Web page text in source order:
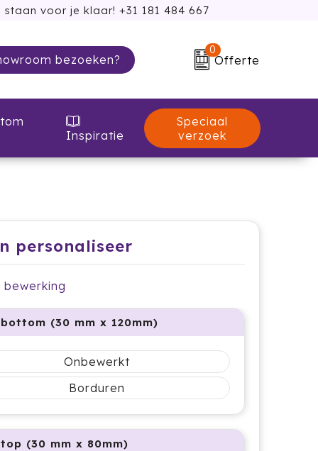
staan voor je klaar! +31 181 484 667
bezoeken?
0
Offerte
Inspiratie
Speciaal
verzoek
personaliseer
bewerking
(30 mm x 120mm)
Onbewerkt
Borduren
(30 mm x 80mm)